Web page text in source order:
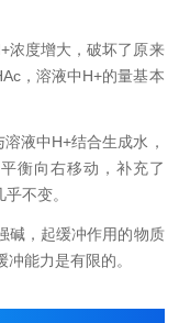
度增大，破坏了原来
，溶液中H+的量基本
液中H+结合生成水，
衡向右移动，补充了
不变。
，起缓冲作用的物质
能力是有限的。